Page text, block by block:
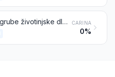
Tkanine od grube životinjske dlake ili konjske dlake CARINA
0%